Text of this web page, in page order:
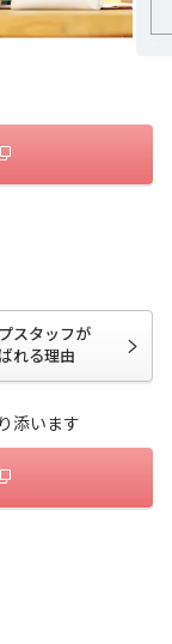
スタッフが
れる理由
添います